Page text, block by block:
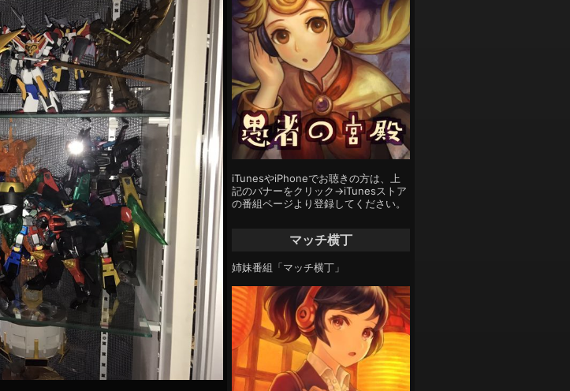
iTunesやiPhoneでお聴きの方は、上
記のバナーをクリック→iTunesストア
の番組ページより登録してください。
マッチ横丁
姉妹番組「マッチ横丁」